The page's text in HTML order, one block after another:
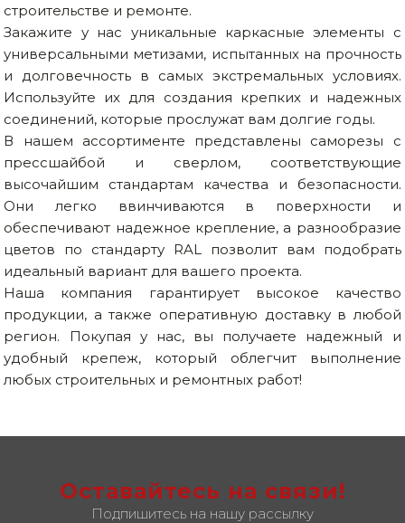
строительстве и ремонте.
Закажите у нас уникальные каркасные элементы с
универсальными метизами, испытанных на прочность
и долговечность в самых экстремальных условиях.
Используйте их для создания крепких и надежных
соединений, которые прослужат вам долгие годы.
В нашем ассортименте представлены саморезы с
прессшайбой и сверлом, соответствующие
высочайшим стандартам качества и безопасности.
Они легко ввинчиваются в поверхности и
обеспечивают надежное крепление, а разнообразие
цветов по стандарту RAL позволит вам подобрать
идеальный вариант для вашего проекта.
Наша компания гарантирует высокое качество
продукции, а также оперативную доставку в любой
регион. Покупая у нас, вы получаете надежный и
удобный крепеж, который облегчит выполнение
любых строительных и ремонтных работ!
Оставайтесь на связи!
Подпишитесь на нашу рассылку